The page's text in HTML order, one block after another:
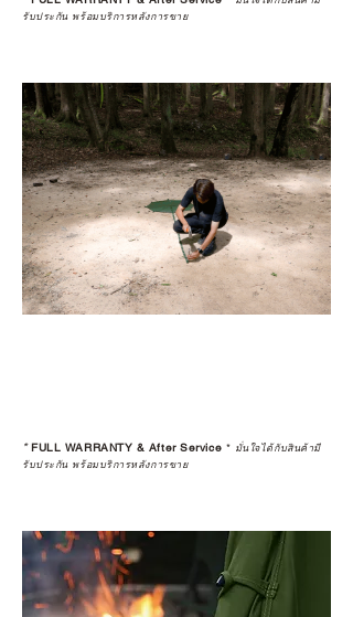
รับประกัน พร้อมบริการหลังการขาย
*FULL WARRANTY & After Service * มั่นใจได้กับสินค้ามี
รับประกัน พร้อมบริการหลังการขาย